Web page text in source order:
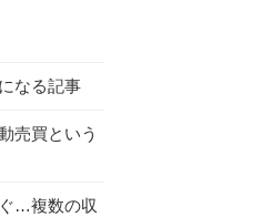
なる記事
売買という
…複数の収